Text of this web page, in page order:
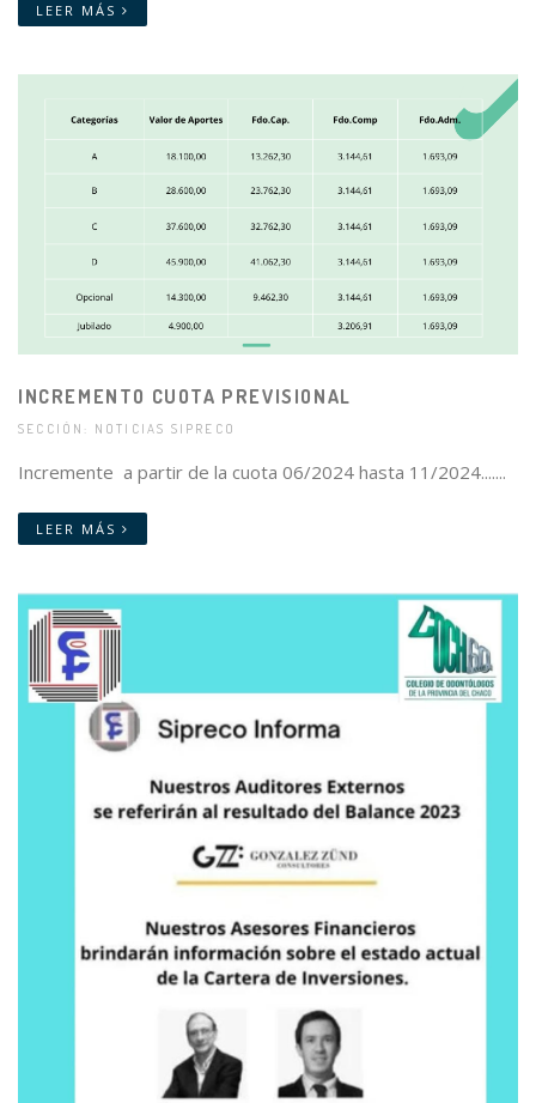
LEER MÁS
INCREMENTO CUOTA PREVISIONAL
SECCIÓN: NOTICIAS SIPRECO
Incremente a partir de la cuota 06/2024 hasta 11/2024.......
LEER MÁS